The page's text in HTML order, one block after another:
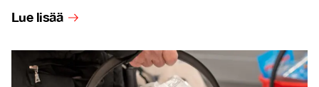
Lue lisää